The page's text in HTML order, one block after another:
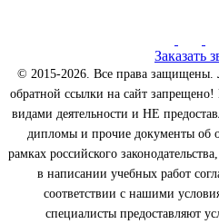
Заказать
© 2015-2026. Все права защищены.
обратной ссылки на сайт
видами деятельности и НЕ
дипломы и прочие документы об
рамках российского
в написании учебных работ
соответствии с нашими
специалисты предоставляют